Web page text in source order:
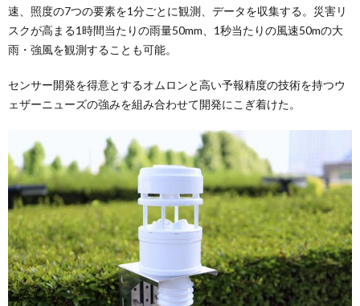
速、照度の7つの要素を1分ごとに観測、データを収集する。災害リ
スクが高まる1時間当たりの雨量50mm、1秒当たりの風速50mの大
雨・強風を観測することも可能。
センサー開発を得意とするオムロンと高い予報精度の技術を持つウ
ェザーニューズの強みを組み合わせて開発にこぎ着けた。